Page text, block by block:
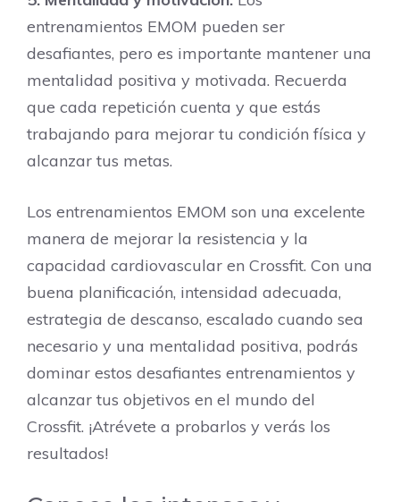
entrenamientos EMOM pueden ser
desafiantes, pero es importante mantener una
mentalidad positiva y motivada. Recuerda
que cada repetición cuenta y que estás
trabajando para mejorar tu condición física y
alcanzar tus metas.
Los entrenamientos EMOM son una excelente
manera de mejorar la resistencia y la
capacidad cardiovascular en Crossfit. Con una
buena planificación, intensidad adecuada,
estrategia de descanso, escalado cuando sea
necesario y una mentalidad positiva, podrás
dominar estos desafiantes entrenamientos y
alcanzar tus objetivos en el mundo del
Crossfit. ¡Atrévete a probarlos y verás los
resultados!